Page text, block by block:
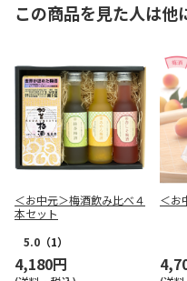
この商品を見た人は他
＜お中元＞梅酒飲み比べ４
本セット
5.0 （1）
4,180円
＜お